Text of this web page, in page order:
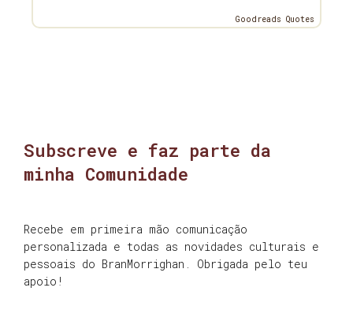
Goodreads Quotes
Subscreve e faz parte da
minha Comunidade
Recebe em primeira mão comunicação
personalizada e todas as novidades culturais e
pessoais do BranMorrighan. Obrigada pelo teu
apoio!